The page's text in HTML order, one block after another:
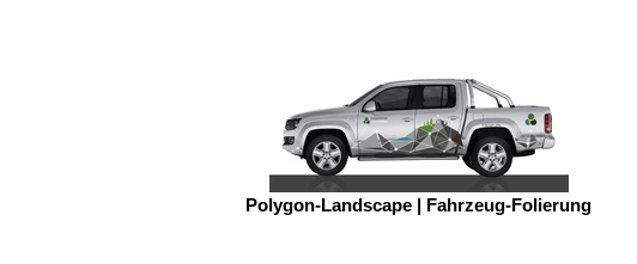
Polygon-Landscape | Fahrzeug-Folierung